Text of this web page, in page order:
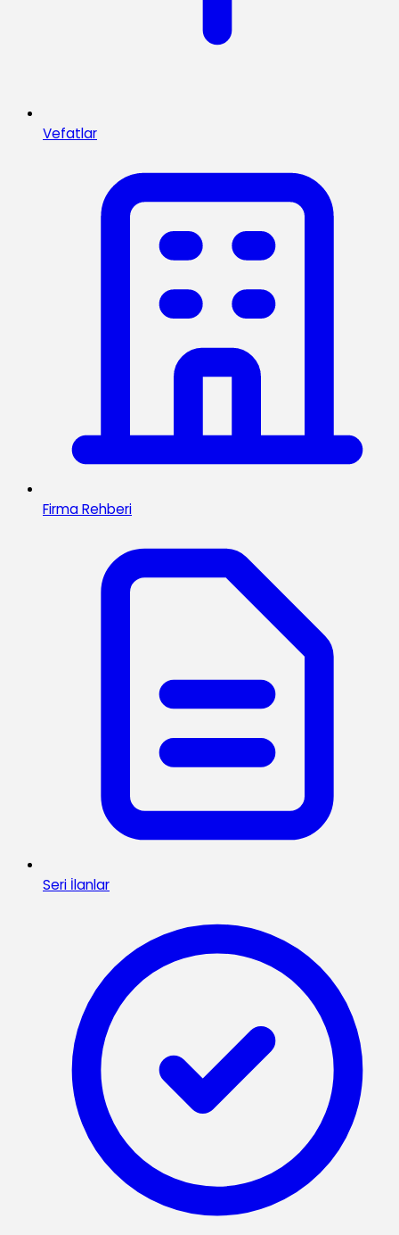
Vefatlar
Firma Rehberi
Seri İlanlar